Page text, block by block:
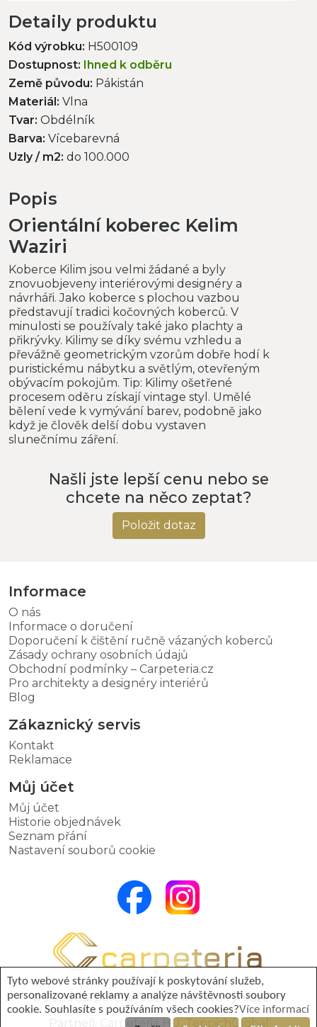
Detaily produktu
Kód výrobku: H500109
Dostupnost: Ihned k odběru
Země původu: Pákistán
Materiál: Vlna
Tvar: Obdélník
Barva: Vícebarevná
Uzly / m2: do 100.000
Popis
Orientální koberec Kelim
Waziri
Koberce Kilim jsou velmi žádané a byly
znovuobjeveny interiérovými designéry a
návrháři. Jako koberce s plochou vazbou
představují tradici kočovných koberců. V
minulosti se používaly také jako plachty a
přikrývky. Kilimy se díky svému vzhledu a
převážně geometrickým vzorům dobře hodí k
puristickému nábytku a světlým, otevřeným
obývacím pokojům. Tip: Kilimy ošetřené
procesem oděru získají vintage styl. Umělé
bělení vede k vymývání barev, podobně jako
když je člověk delší dobu vystaven
slunečnímu záření.
Našli jste lepší cenu nebo se
chcete na něco zeptat?
Položit dotaz
Informace
O nás
Informace o doručení
Doporučení k čištění ručně vázaných koberců
Zásady ochrany osobních údajů
Obchodní podmínky – Carpeteria.cz
Pro architekty a designéry interiérů
Blog
Zákaznický servis
Kontakt
Reklamace
Můj účet
Můj účet
Historie objednávek
Seznam přání
Nastavení souborů cookie
© 2026 Carpeteria. Všechna práva vyhrazena.
Carpeteria HU ,TeppichGlobal
Tyto webové stránky používají k poskytování služeb,
personalizované reklamy a analýze návštěvnosti soubory
cookie. Souhlasíte s používáním všech cookies?Více informací